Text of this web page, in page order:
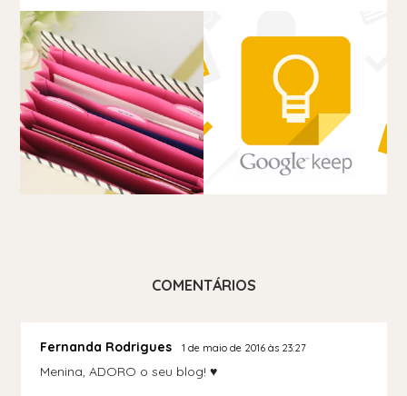
COMENTÁRIOS
Fernanda Rodrigues 1 de maio de 2016 às 23:27
Menina, ADORO o seu blog! ♥